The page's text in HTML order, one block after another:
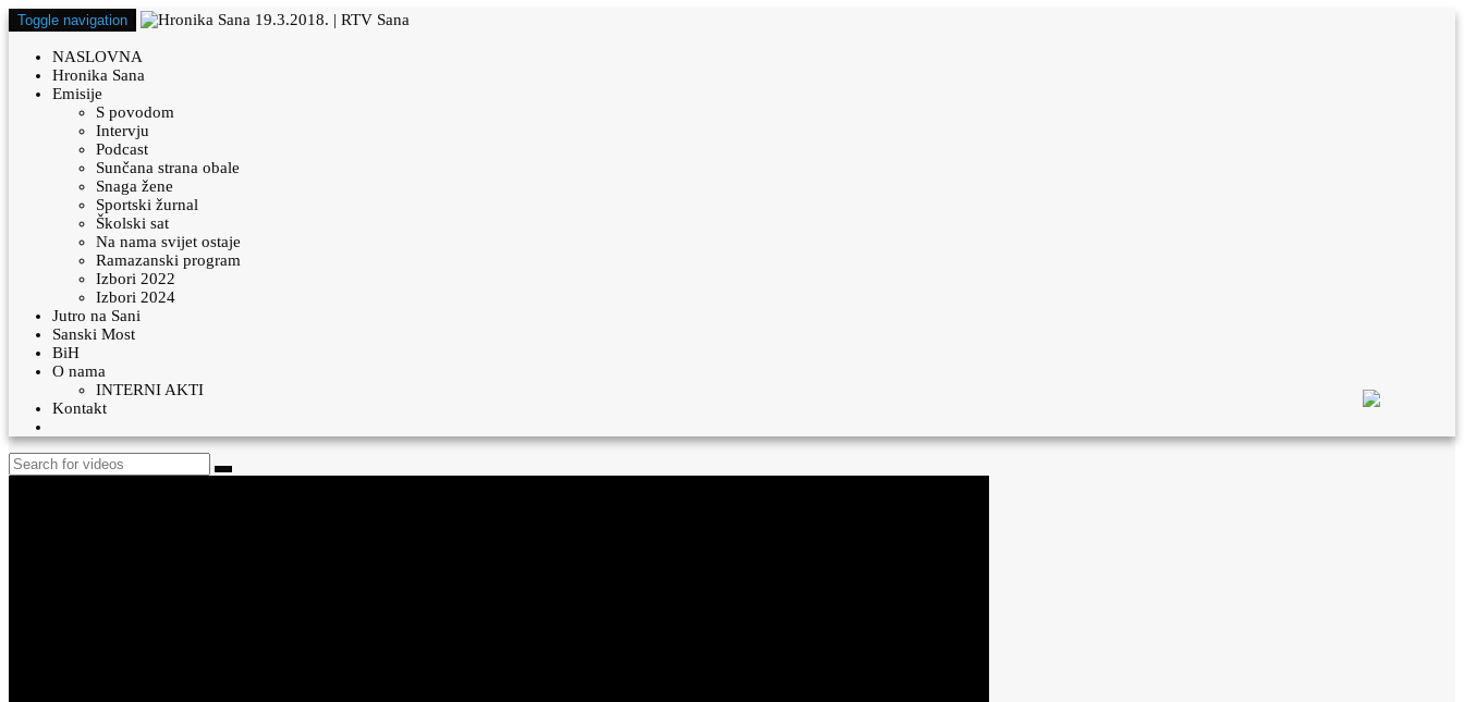
Toggle navigation
NASLOVNA
Hronika Sana
Emisije
S povodom
Intervju
Podcast
Sunčana strana obale
Snaga žene
Sportski žurnal
Školski sat
Na nama svijet ostaje
Ramazanski program
Izbori 2022
Izbori 2024
Jutro na Sani
Sanski Most
BiH
O nama
INTERNI AKTI
Kontakt